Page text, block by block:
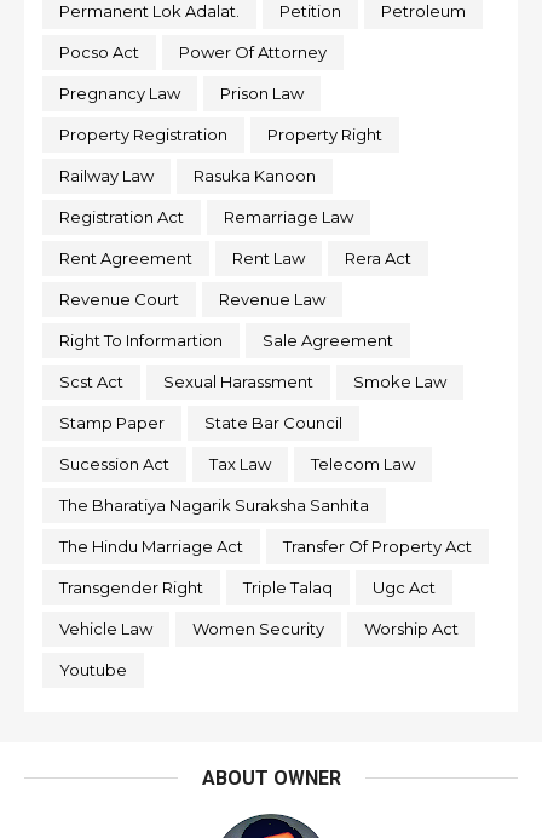
Permanent Lok Adalat. Petition Petroleum
Pocso Act Power Of Attorney
Pregnancy Law Prison Law
Property Registration Property Right
Railway Law Rasuka Kanoon
Registration Act Remarriage Law
Rent Agreement Rent Law Rera Act
Revenue Court Revenue Law
Right To Informartion Sale Agreement
Scst Act Sexual Harassment Smoke Law
Stamp Paper State Bar Council
Sucession Act Tax Law Telecom Law
The Bharatiya Nagarik Suraksha Sanhita
The Hindu Marriage Act Transfer Of Property Act
Transgender Right Triple Talaq Ugc Act
Vehicle Law Women Security Worship Act
Youtube
ABOUT OWNER